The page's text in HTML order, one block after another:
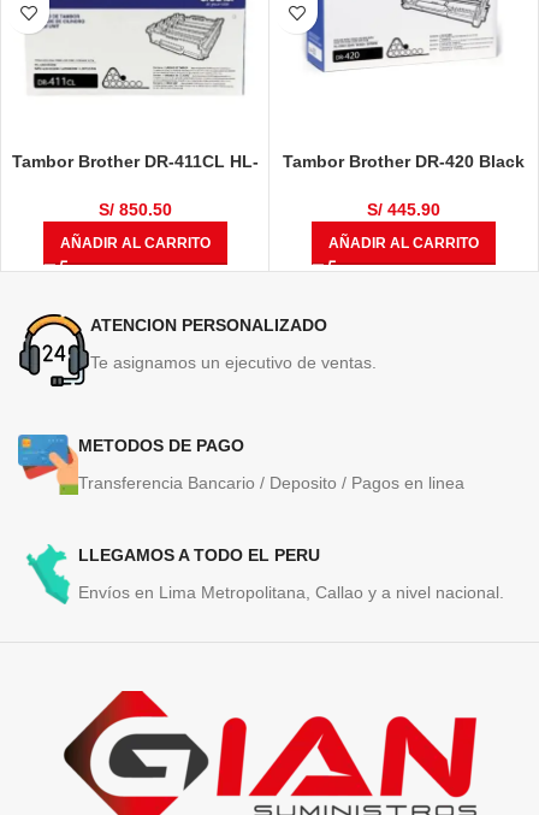
Tambor Brother DR-411CL HL-
MULTIF, MFC-L8610CDW, MFC-
L8900CDW 50,000 Páginas
S/850.50
AÑADIR AL CARRITO
Tambor Brother DR-420 Black
S/445.90
AÑADIR AL CARRITO
ATENCION PERSONALIZADO
Te asignamos un ejecutivo de ventas.
METODOS DE PAGO
Transferencia Bancario / Deposito / Pagos en linea
LLEGAMOS A TODO EL PERU
Envíos en Lima Metropolitana, Callao y a nivel nacional.